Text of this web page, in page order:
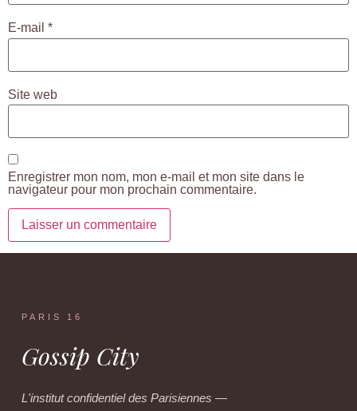
E-mail *
Site web
Enregistrer mon nom, mon e-mail et mon site dans le
navigateur pour mon prochain commentaire.
PARIS 16
Gossip City
L'institut confidentiel des Parisiennes —